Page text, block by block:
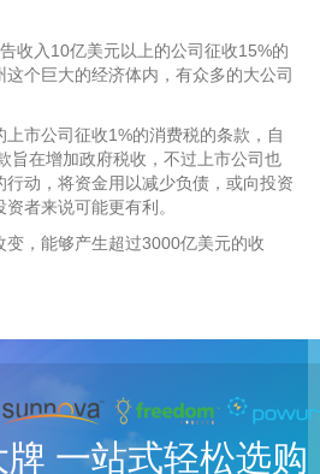
收入10亿美元以上的公司征收15%的
个巨大的经济体内，有众多的大公司
市公司征收1%的消费税的条款，自
旨在增加政府税收，不过上市公司也
动，将资金用以减少负债，或向投资
者来说可能更有利。
，能够产生超过3000亿美元的收
一站式轻松选购